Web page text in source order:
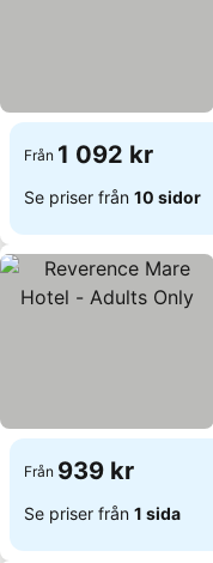
Från 1 092 kr
Se priser från 10 sidor
Från 939 kr
Se priser från 1 sida